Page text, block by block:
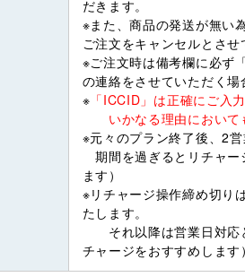
だきます。
※また、商品の発送が無い
ご注文をキャンセルとさせ
※ご注文時は備考欄に必ず
の連絡をさせていただく場
※ 「ICCID」は正確にご入
いかなる理由において
※元々のプラン終了後、2
期間を過ぎるとリチャー
ます）
※リチャージ操作締め切り
たします。
それ以降は営業日対応
チャージをおすすめします）